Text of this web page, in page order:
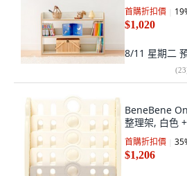
首購折扣價 19
$1,020
8/11 星期二
(23
BeneBene
整理架, 白色
首購折扣價 35
$1,206